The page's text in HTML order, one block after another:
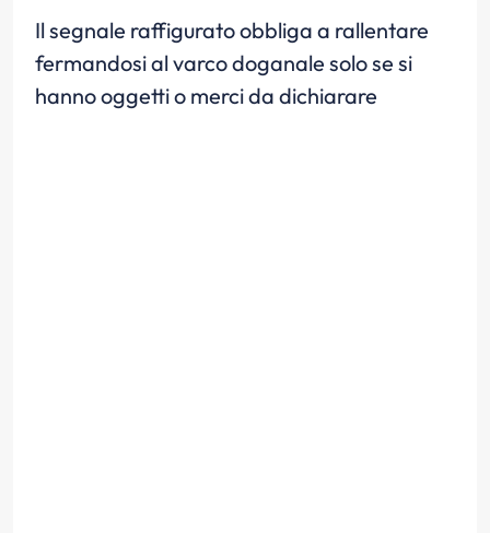
Il segnale raffigurato obbliga a rallentare
fermandosi al varco doganale solo se si
hanno oggetti o merci da dichiarare